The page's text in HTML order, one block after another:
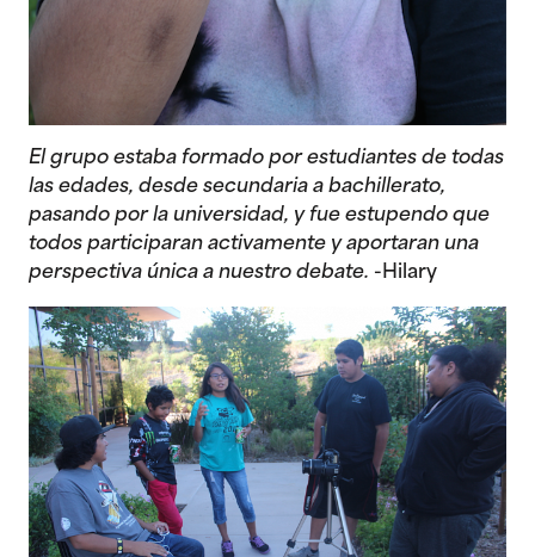
El grupo estaba formado por estudiantes de todas
las edades, desde secundaria a bachillerato,
pasando por la universidad, y fue estupendo que
todos participaran activamente y aportaran una
perspectiva única a nuestro debate. -Hilary